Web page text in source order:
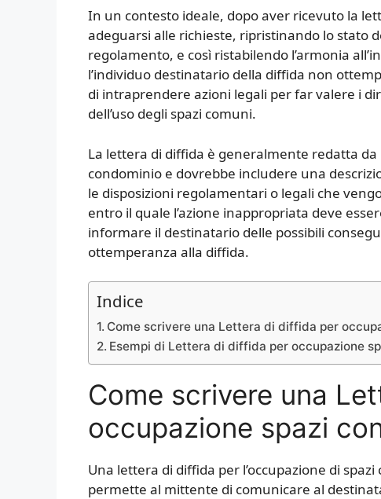
In un contesto ideale, dopo aver ricevuto la
adeguarsi alle richieste, ripristinando lo stato
regolamento, e così ristabilendo l’armonia
l’individuo destinatario della diffida non
di intraprendere azioni legali per far valere i
dell’uso degli spazi comuni.
La lettera di diffida è generalmente redatta
condominio e dovrebbe includere una
le disposizioni regolamentari o legali che
entro il quale l’azione inappropriata deve
informare il destinatario delle possibili
ottemperanza alla diffida.
Indice
Come scrivere una Lettera di diffida per
Esempi di Lettera di diffida per occupazione
Come scrivere una
occupazione spazi
Una lettera di diffida per l’occupazione di
permette al mittente di comunicare al